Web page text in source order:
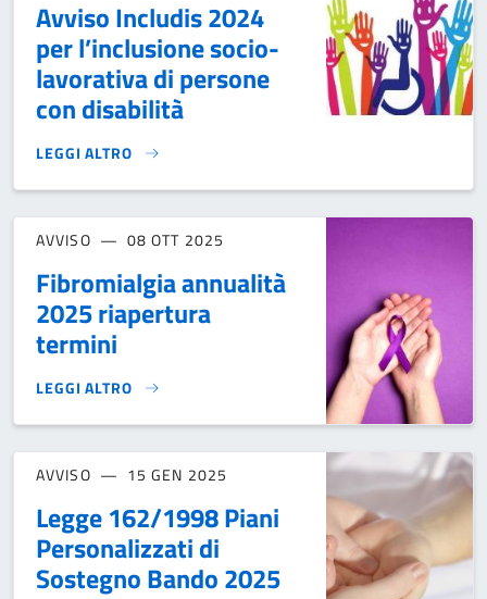
Avviso Includis 2024
per l’inclusione socio-
lavorativa di persone
con disabilità
LEGGI ALTRO
AVVISO INCLUDIS 2024 PER L’INCLUSIONE SOCIO-
AVVISO 08 OTT 2025
Fibromialgia annualità
2025 riapertura
termini
LEGGI ALTRO
FIBROMIALGIA ANNUALITÀ 2025 RIAPERTURA TERMINI}
AVVISO 15 GEN 2025
Legge 162/1998 Piani
Personalizzati di
Sostegno Bando 2025